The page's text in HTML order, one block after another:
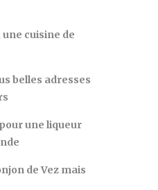
cuisine de
belles adresses
une liqueur
de Vez mais